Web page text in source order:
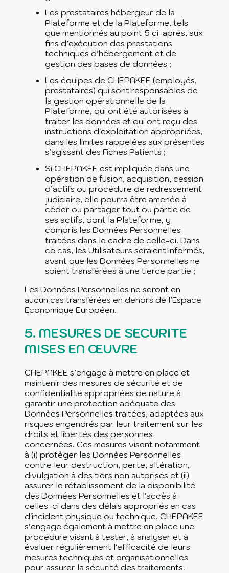
Les prestataires hébergeur de la
Plateforme et de la Plateforme, tels
que mentionnés au point 5 ci-après, aux
fins d’exécution des prestations
techniques d’hébergement et de
gestion des bases de données ;
Les équipes de CHEPAKEE (employés,
prestataires) qui sont responsables de
la gestion opérationnelle de la
Plateforme, qui ont été autorisées à
traiter les données et qui ont reçu des
instructions d'exploitation appropriées,
dans les limites rappelées aux présentes
s’agissant des Fiches Patients ;
Si CHEPAKEE est impliquée dans une
opération de fusion, acquisition, cession
d’actifs ou procédure de redressement
judiciaire, elle pourra être amenée à
céder ou partager tout ou partie de
ses actifs, dont la Plateforme, y
compris les Données Personnelles
traitées dans le cadre de celle-ci. Dans
ce cas, les Utilisateurs seraient informés,
avant que les Données Personnelles ne
soient transférées à une tierce partie ;
Les Données Personnelles ne seront en
aucun cas transférées en dehors de l’Espace
Economique Européen.
5. MESURES DE SECURITE
MISES EN ŒUVRE
CHEPAKEE s’engage à mettre en place et
maintenir des mesures de sécurité et de
confidentialité appropriées de nature à
garantir une protection adéquate des
Données Personnelles traitées, adaptées aux
risques engendrés par leur traitement sur les
droits et libertés des personnes
concernées. Ces mesures visent notamment
à (i) protéger les Données Personnelles
contre leur destruction, perte, altération,
divulgation à des tiers non autorisés et (ii)
assurer le rétablissement de la disponibilité
des Données Personnelles et l'accès à
celles-ci dans des délais appropriés en cas
d'incident physique ou technique. CHEPAKEE
s’engage également à mettre en place une
procédure visant à tester, à analyser et à
évaluer régulièrement l'efficacité de leurs
mesures techniques et organisationnelles
pour assurer la sécurité des traitements.